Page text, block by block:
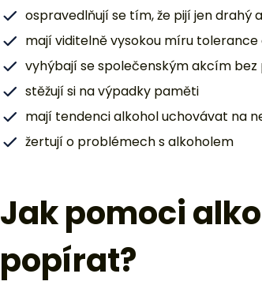
ospravedlňují se tím, že pijí jen drahý
mají viditelně vysokou míru tolerance
vyhýbají se společenským akcím
stěžují si na výpadky paměti
mají tendenci alkohol uchovávat na
žertují o problémech s alkoholem
Jak pomoci
popírat?